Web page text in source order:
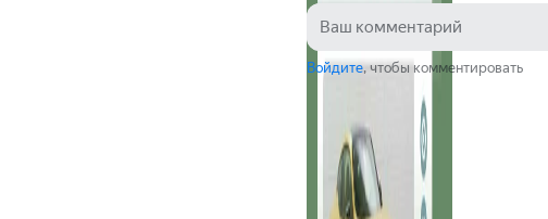
Войдите, чтобы комментировать